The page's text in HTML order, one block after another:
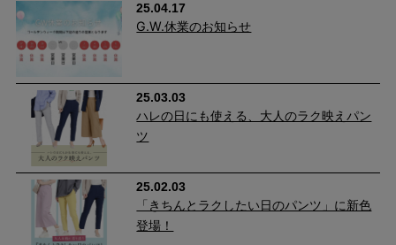
接触冷感・吸水速乾・UVカット機能付きで、暑い日も快適。薄
25.04.17
G.W.休業のお知らせ
25.03.03
ハレの日にも使える、大人のラク映えパン
ツ
25.02.03
「きちんとラクしたい日のパンツ」に新色
登場！